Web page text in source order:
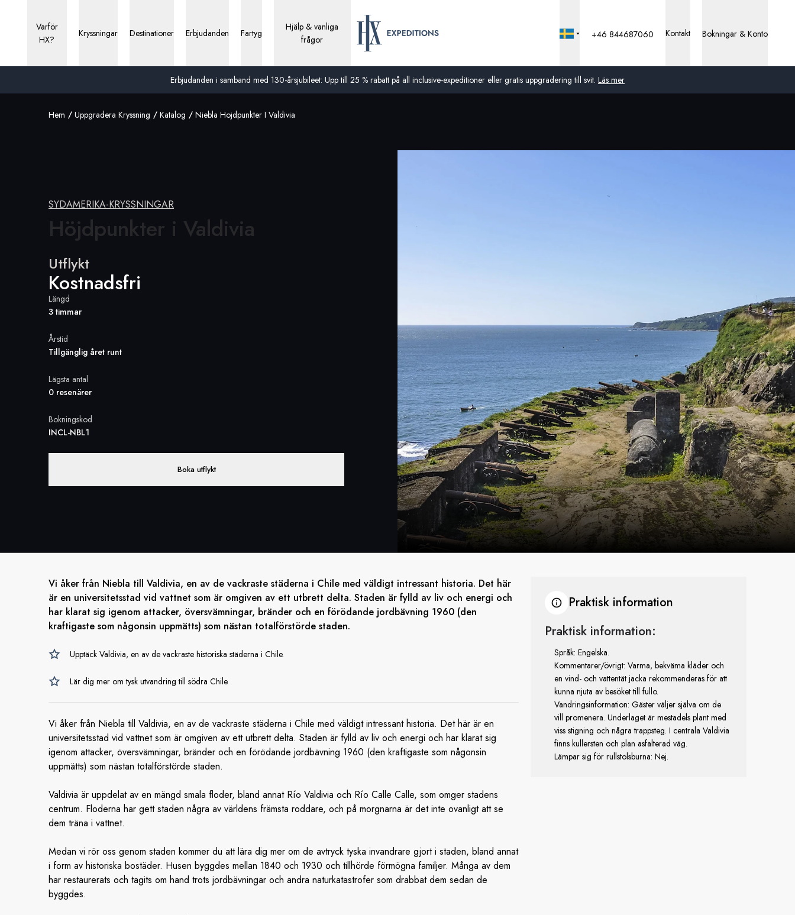
Erbjudanden i samband med 130-årsjubileet: Upp till 25 % rabatt på all inclusive-expeditioner eller gratis uppgradering till svit. Läs mer
Varför
HX?
Kryssningar Destinationer Erbjudanden Fartyg
Hjälp & vanliga
frågor
USA
Norge
+46 844687060 Kontakt Bokningar & Konto
Hem Uppgradera Kryssning Katalog Niebla Hojdpunkter I Valdivia
SYDAMERIKA-KRYSSNINGAR
Höjdpunkter i Valdivia
Utflykt
Kostnadsfri
Längd
3 timmar
Årstid
Tillgänglig året runt
Lägsta antal
0 resenärer
Bokningskod
INCL-NBL1
Boka utflykt
Vi åker från Niebla till Valdivia, en av de vackraste städerna i Chile med väldigt intressant historia. Det här
är en universitetsstad vid vattnet som är omgiven av ett utbrett delta. Staden är fylld av liv och energi och
har klarat sig igenom attacker, översvämningar, bränder och en förödande jordbävning 1960 (den
kraftigaste som någonsin uppmätts) som nästan totalförstörde staden.
Upptäck Valdivia, en av de vackraste historiska städerna i Chile.
Lär dig mer om tysk utvandring till södra Chile.
Vi åker från Niebla till Valdivia, en av de vackraste städerna i Chile med väldigt intressant historia. Det här är en
universitetsstad vid vattnet som är omgiven av ett utbrett delta. Staden är fylld av liv och energi och har klarat sig
igenom attacker, översvämningar, bränder och en förödande jordbävning 1960 (den kraftigaste som någonsin
uppmätts) som nästan totalförstörde staden.
Valdivia är uppdelat av en mängd smala floder, bland annat Río Valdivia och Río Calle Calle, som omger stadens
centrum. Floderna har gett staden några av världens främsta roddare, och på morgnarna är det inte ovanligt att se
dem träna i vattnet.
Medan vi rör oss genom staden kommer du att lära dig mer om de avtryck tyska invandrare gjort i staden, bland annat
i form av historiska bostäder. Husen byggdes mellan 1840 och 1930 och tillhörde förmögna familjer. Många av dem
har restaurerats och tagits om hand trots jordbävningar och andra naturkatastrofer som drabbat dem sedan de
byggdes.
Praktisk information
Praktisk information:
Språk: Engelska.
Kommentarer/övrigt: Varma, bekväma kläder och
en vind- och vattentät jacka rekommenderas för att
kunna njuta av besöket till fullo.
Vandringsinformation: Gäster väljer själva om de
vill promenera. Underlaget är mestadels plant med
viss stigning och några trappsteg. I centrala Valdivia
finns kullersten och plan asfalterad väg.
Lämpar sig för rullstolsburna: Nej.